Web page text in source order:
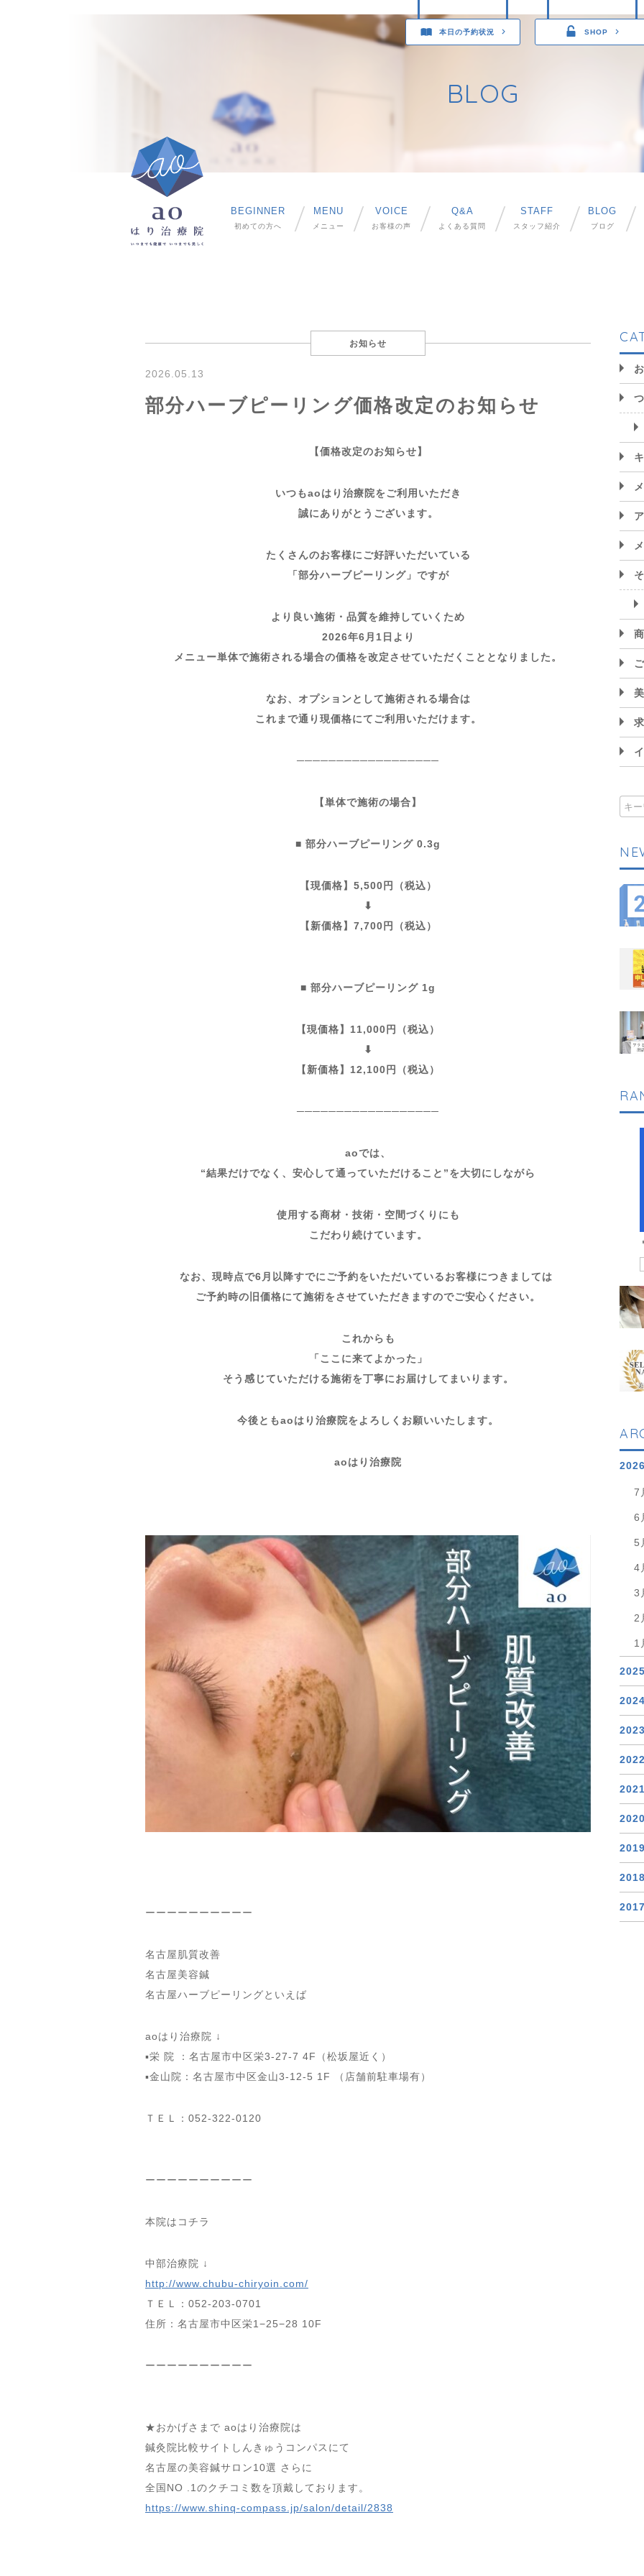
本日の予約状況 SHOP
BLOG
BEGINNER
初めての方へ
MENU
メニュー
VOICE
お客様の声
Q&A
よくある質問
STAFF
スタッフ紹介
BLOG
ブログ
お知らせ
2026.05.13
部分ハーブピーリング価格改定のお知らせ
【価格改定のお知らせ】
いつもaoはり治療院をご利用いただき
誠にありがとうございます。
たくさんのお客様にご好評いただいている
「部分ハーブピーリング」ですが
より良い施術・品質を維持していくため
2026年6月1日より
メニュー単体で施術される場合の価格を改定させていただくこととなりました。
なお、オプションとして施術される場合は
これまで通り現価格にてご利用いただけます。
──────────────────
【単体で施術の場合】
■ 部分ハーブピーリング 0.3g
【現価格】5,500円（税込）
⬇︎
【新価格】7,700円（税込）
■ 部分ハーブピーリング 1g
【現価格】11,000円（税込）
⬇︎
【新価格】12,100円（税込）
──────────────────
aoでは、
“結果だけでなく、安心して通っていただけること”を大切にしながら
使用する商材・技術・空間づくりにも
こだわり続けています。
なお、現時点で6月以降すでにご予約をいただいているお客様につきましては
ご予約時の旧価格にて施術をさせていただきますのでご安心ください。
これからも
「ここに来てよかった」
そう感じていただける施術を丁寧にお届けしてまいります。
今後ともaoはり治療院をよろしくお願いいたします。
aoはり治療院
ーーーーーーーーーー
名古屋肌質改善
名古屋美容鍼
名古屋ハーブピーリングといえば
aoはり治療院 ↓
▪️栄 院 ：名古屋市中区栄3-27-7 4F（松坂屋近く）
▪️金山院：名古屋市中区金山3-12-5 1F （店舗前駐車場有）
ＴＥＬ：052-322-0120
ーーーーーーーーーー
本院はコチラ
中部治療院 ↓
http://www.chubu-chiryoin.com/
ＴＥＬ：052-203-0701
住所：名古屋市中区栄1−25−28 10F
ーーーーーーーーーー
★おかげさまで aoはり治療院は
鍼灸院比較サイトしんきゅうコンパスにて
名古屋の美容鍼サロン10選 さらに
全国NO .1のクチコミ数を頂戴しております。
https://www.shinq-compass.jp/salon/detail/2838
2026
7
6
5
4
3
2
1
2025
2024
2023
2022
2021
2020
2019
2018
2017